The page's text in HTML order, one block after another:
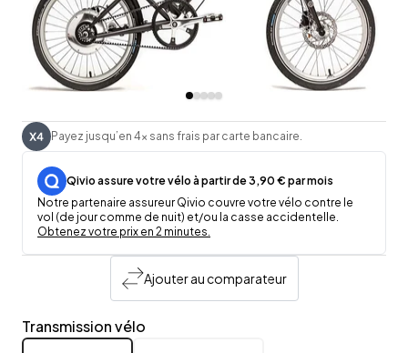
Payez jusqu’en 4x sans frais par carte bancaire.
Qivio assure votre vélo à partir de 3,90 € par mois
Notre partenaire assureur Qivio couvre votre vélo contre le
vol (de jour comme de nuit) et/ou la casse accidentelle.
Obtenez votre prix en 2 minutes.
Ajouter au comparateur
Transmission vélo